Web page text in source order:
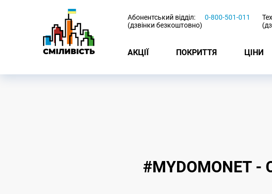
Абонентський відділ:
(дзвінки безкоштовно)
0-800-501-011
АКЦІЇ ПОКРИТТЯ ЦІНИ
#MYDOMONET